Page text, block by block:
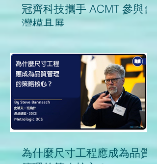
冠齊科技攜手 ACMT 參與台
灣模具展
為什麼尺寸工程應成為品質